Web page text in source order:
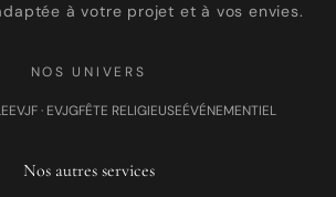
à votre projet et à vos envies.
NOS UNIVERS
EVJF · EVJGFÊTE RELIGIEUSEÉVÉNEMENTIEL
Nos autres services